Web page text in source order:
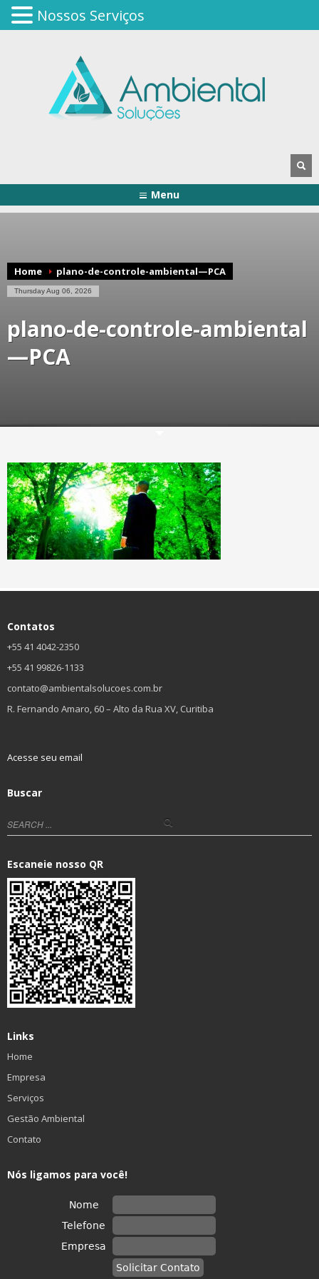
Menu
Home plano-de-controle-ambiental—PCA
Thursday Aug 06, 2026
plano-de-controle-ambiental
—PCA
Contatos
+55 41 4042-2350
+55 41 99826-1133
contato@ambientalsolucoes.com.br
R. Fernando Amaro, 60 – Alto da Rua XV, Curitiba
Acesse seu email
Buscar
Escaneie nosso QR
Links
Home
Empresa
Serviços
Gestão Ambiental
Contato
Nós ligamos para você!
Nossos Serviços